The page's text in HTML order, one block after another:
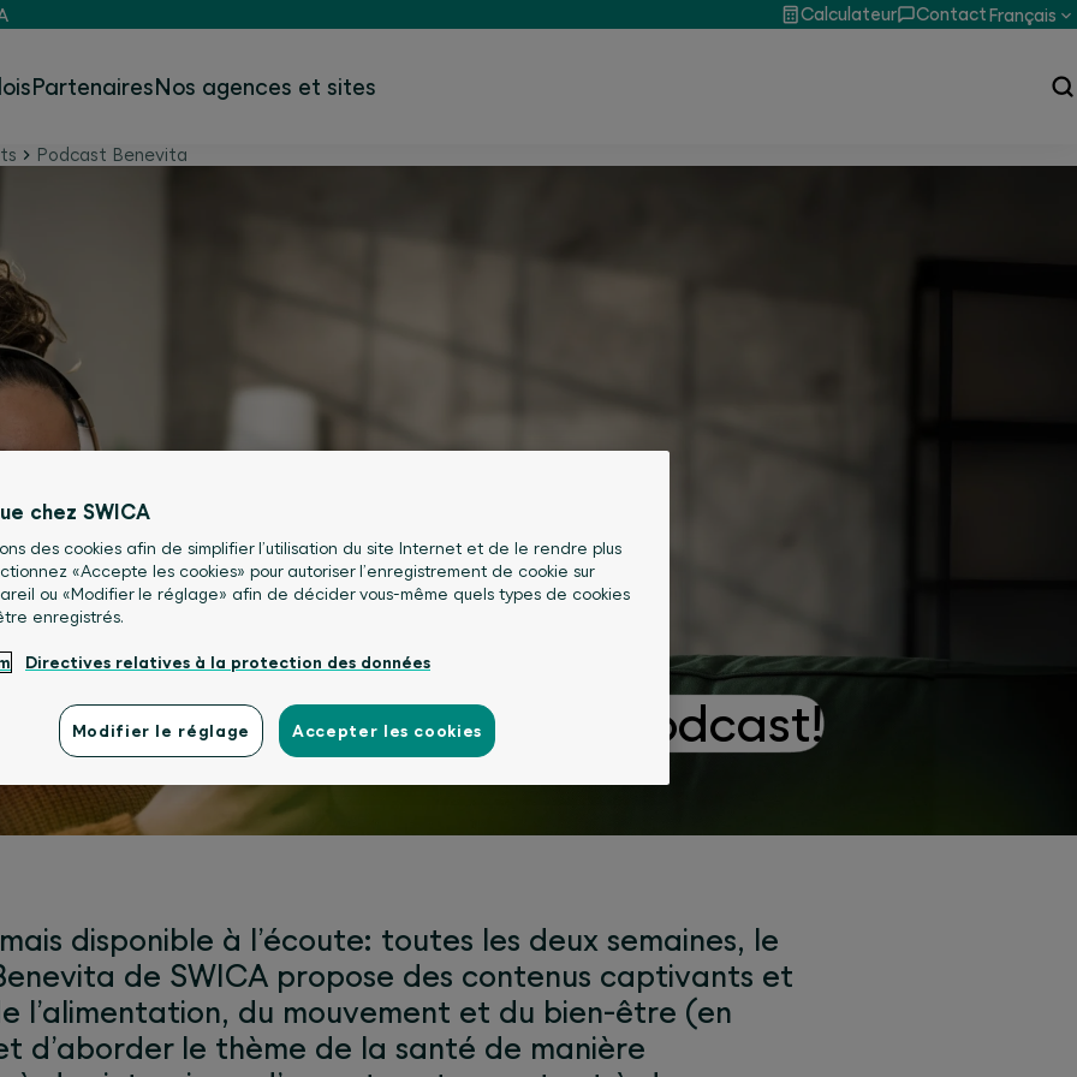
Calculateur ContactFrançais
PartenairesNos agences et sites
Podcast Benevita
Benevita est aussi un podcast!
disponible à l’écoute: toutes les deux semaines, le
de SWICA propose des contenus captivants et
l’alimentation, du mouvement et du bien-être (en
d’aborder le thème de la santé de manière
chez SWICA
des cookies afin de simplifier l’utilisation du site Internet et de le rendre plus
«Accepte les cookies» pour autoriser l’enregistrement de cookie sur
ou «Modifier le réglage» afin de décider vous-même quels types de cookies
enregistrés.
Directives relatives à la protection des données
Modifier le réglage Accepter les cookies